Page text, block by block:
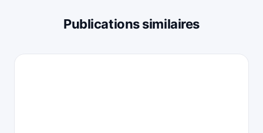
Publications similaires